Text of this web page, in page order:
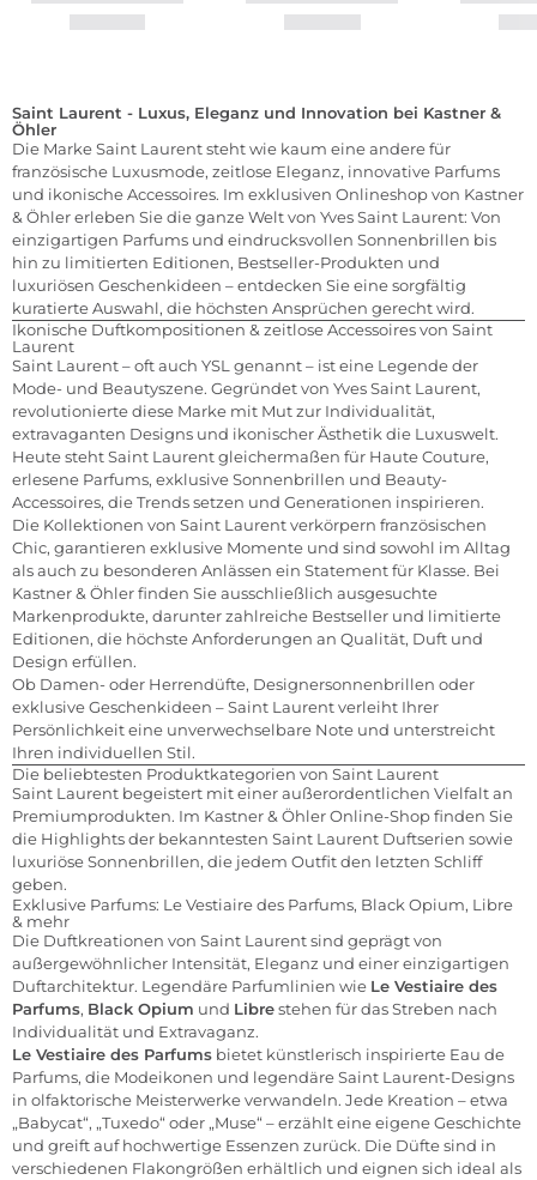
Saint Laurent - Luxus, Eleganz und Innovation bei Kastner &
Öhler
Die Marke Saint Laurent steht wie kaum eine andere für
französische Luxusmode, zeitlose Eleganz, innovative Parfums
und ikonische Accessoires. Im exklusiven Onlineshop von Kastner
& Öhler erleben Sie die ganze Welt von Yves Saint Laurent: Von
einzigartigen Parfums und eindrucksvollen Sonnenbrillen bis
hin zu limitierten Editionen, Bestseller-Produkten und
luxuriösen Geschenkideen – entdecken Sie eine sorgfältig
kuratierte Auswahl, die höchsten Ansprüchen gerecht wird.
Ikonische Duftkompositionen & zeitlose Accessoires von Saint
Laurent
Saint Laurent – oft auch YSL genannt – ist eine Legende der
Mode- und Beautyszene. Gegründet von Yves Saint Laurent,
revolutionierte diese Marke mit Mut zur Individualität,
extravaganten Designs und ikonischer Ästhetik die Luxuswelt.
Heute steht Saint Laurent gleichermaßen für Haute Couture,
erlesene Parfums, exklusive Sonnenbrillen und Beauty-
Accessoires, die Trends setzen und Generationen inspirieren.
Die Kollektionen von Saint Laurent verkörpern französischen
Chic, garantieren exklusive Momente und sind sowohl im Alltag
als auch zu besonderen Anlässen ein Statement für Klasse. Bei
Kastner & Öhler finden Sie ausschließlich ausgesuchte
Markenprodukte, darunter zahlreiche Bestseller und limitierte
Editionen, die höchste Anforderungen an Qualität, Duft und
Design erfüllen.
Ob Damen- oder Herrendüfte, Designersonnenbrillen oder
exklusive Geschenkideen – Saint Laurent verleiht Ihrer
Persönlichkeit eine unverwechselbare Note und unterstreicht
Ihren individuellen Stil.
Die beliebtesten Produktkategorien von Saint Laurent
Saint Laurent begeistert mit einer außerordentlichen Vielfalt an
Premiumprodukten. Im Kastner & Öhler Online-Shop finden Sie
die Highlights der bekanntesten Saint Laurent Duftserien sowie
luxuriöse Sonnenbrillen, die jedem Outfit den letzten Schliff
geben.
Exklusive Parfums: Le Vestiaire des Parfums, Black Opium, Libre
& mehr
Die Duftkreationen von Saint Laurent sind geprägt von
außergewöhnlicher Intensität, Eleganz und einer einzigartigen
Duftarchitektur. Legendäre Parfumlinien wie Le Vestiaire des
Parfums, Black Opium und Librestehen für das Streben nach
Individualität und Extravaganz.
Le Vestiaire des Parfums bietet künstlerisch inspirierte Eau de
Parfums, die Modeikonen und legendäre Saint Laurent-Designs
in olfaktorische Meisterwerke verwandeln. Jede Kreation – etwa
„Babycat“, „Tuxedo“ oder „Muse“ – erzählt eine eigene Geschichte
und greift auf hochwertige Essenzen zurück. Die Düfte sind in
verschiedenen Flakongrößen erhältlich und eignen sich ideal als